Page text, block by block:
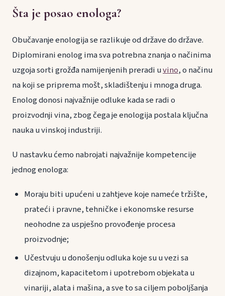
Šta je posao enologa?
Obučavanje enologija se razlikuje od države do države.
Diplomirani enolog ima sva potrebna znanja o načinima
uzgoja sorti grožđa namijenjenih preradi uvino, o načinu
na koji se priprema mošt, skladištenju i mnoga druga.
Enolog donosi najvažnije odluke kada se radi o
proizvodnji vina, zbog čega je enologija postala ključna
nauka u vinskoj industriji.
U nastavku ćemo nabrojati najvažnije kompetencije
jednog enologa:
Moraju biti upućeni u zahtjeve koje nameće tržište,
prateći i pravne, tehničke i ekonomske resurse
neohodne za uspješno provođenje procesa
proizvodnje;
Učestvuju u donošenju odluka koje su u vezi sa
dizajnom, kapacitetom i upotrebom objekata u
vinariji, alata i mašina, a sve to sa ciljem poboljšanja